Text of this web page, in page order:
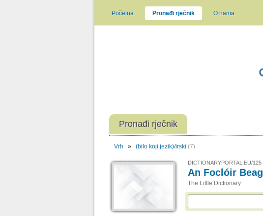
Početna Pronađi rječnik O nama
Pronađi rječnik
Vrh » (bilo koji jezik)/irski (7)
DICTIONARYPORTAL.EU/125
An Foclóir Beag
The Little Dictionary